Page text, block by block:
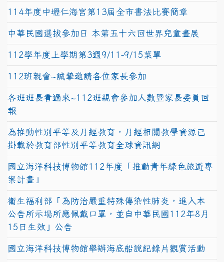
114年度中壢仁海宮第13屆全市書法比賽簡章
中華民國選拔參加日 本第五十六回世界兒童畫展
112學年度上學期第3週9/11-9/15菜單
112班親會~誠摯邀請各位家長參加
各班班長看過來~112班親會參加人數暨家長委員回
報
為推動性別平等及月經教育，月經相關教學資源已
掛載於教育部性別平等教育全球資訊網
國立海洋科技博物館112年度「推動青年綠色旅遊專
案計畫」
衛生福利部「為防治嚴重特殊傳染性肺炎，進入本
公告所示場所應佩戴口罩，並自中華民國112年8月
15日生效」公告
國立海洋科技博物館舉辦海底船說紀錄片觀賞活動